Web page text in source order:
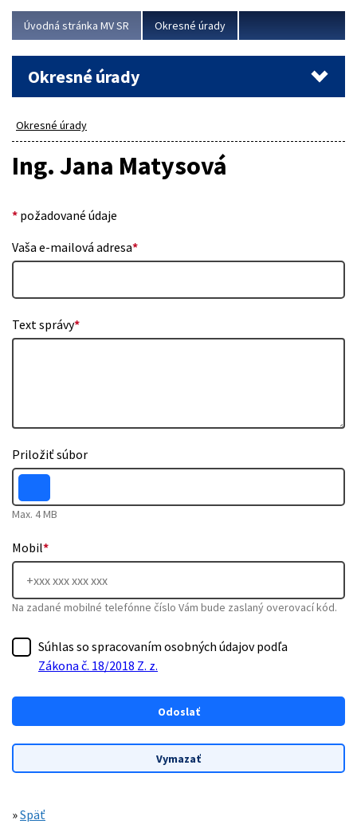
Viac
Úvodná stránka MV SR Okresné úrady
Okresné úrady
Okresné úrady
Ing. Jana Matysová
* požadované údaje
Vaša e-mailová adresa*
Text správy*
Priložiť súbor
Max. 4 MB
Mobil*
Na zadané mobilné telefónne číslo Vám bude zaslaný overovací kód.
Súhlas so spracovaním osobných údajov podľa
Zákona č. 18/2018 Z. z.
»Späť